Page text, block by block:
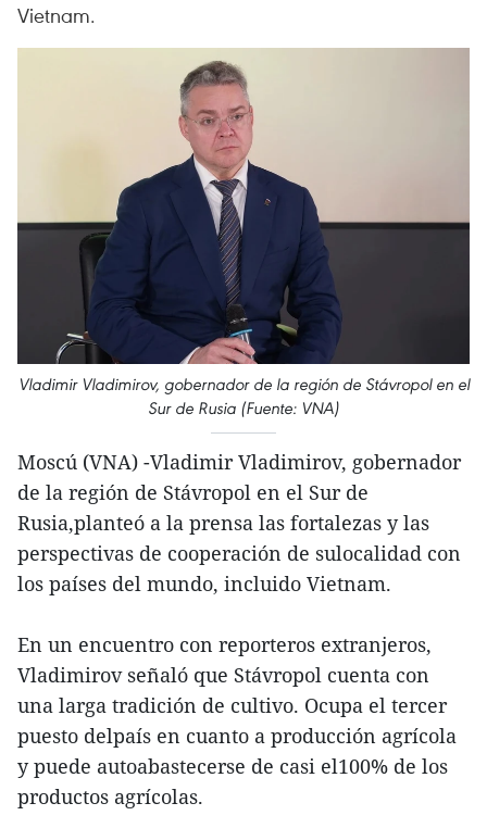
Vietnam.
Vladimir Vladimirov, gobernador de la región de Stávropol en el
Sur de Rusia (Fuente: VNA)
Moscú (VNA) -Vladimir Vladimirov, gobernador
de la región de Stávropol en el Sur de
Rusia,planteó a la prensa las fortalezas y las
perspectivas de cooperación de sulocalidad con
los países del mundo, incluido Vietnam.
En un encuentro con reporteros extranjeros,
Vladimirov señaló que Stávropol cuenta con
una larga tradición de cultivo. Ocupa el tercer
puesto delpaís en cuanto a producción agrícola
y puede autoabastecerse de casi el100% de los
productos agrícolas.